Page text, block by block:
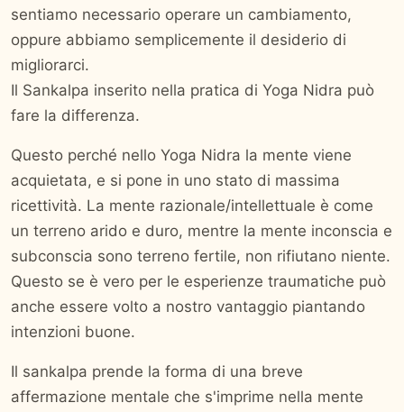
sentiamo necessario operare un cambiamento,
oppure abbiamo semplicemente il desiderio di
migliorarci.
Il Sankalpa inserito nella pratica di Yoga Nidra può
fare la differenza.
Questo perché nello Yoga Nidra la mente viene
acquietata, e si pone in uno stato di massima
ricettività. La mente razionale/intellettuale è come
un terreno arido e duro, mentre la mente inconscia e
subconscia sono terreno fertile, non rifiutano niente.
Questo se è vero per le esperienze traumatiche può
anche essere volto a nostro vantaggio piantando
intenzioni buone.
Il sankalpa prende la forma di una breve
affermazione mentale che s'imprime nella mente